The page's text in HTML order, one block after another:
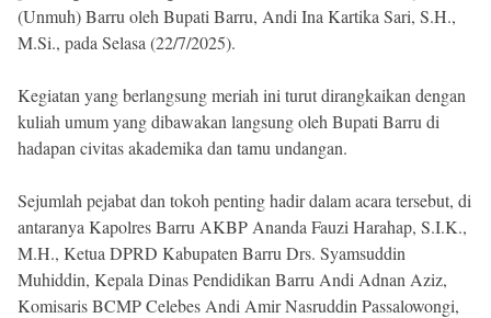
(Unmuh) Barru oleh Bupati Barru, Andi Ina Kartika Sari, S.H.,
M.Si., pada Selasa (22/7/2025).
Kegiatan yang berlangsung meriah ini turut dirangkaikan dengan
kuliah umum yang dibawakan langsung oleh Bupati Barru di
hadapan civitas akademika dan tamu undangan.
Sejumlah pejabat dan tokoh penting hadir dalam acara tersebut, di
antaranya Kapolres Barru AKBP Ananda Fauzi Harahap, S.I.K.,
M.H., Ketua DPRD Kabupaten Barru Drs. Syamsuddin
Muhiddin, Kepala Dinas Pendidikan Barru Andi Adnan Aziz,
Komisaris BCMP Celebes Andi Amir Nasruddin Passalowongi,